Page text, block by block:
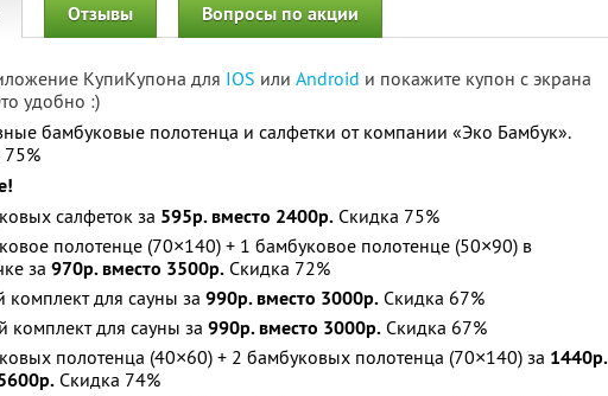
Отзывы Вопросы по акции
КупиКупона для IOS или Android и покажите купон с экрана
удобно :)
бамбуковые полотенца и салфетки от компании «Эко Бамбук».
салфеток за 595р. вместо 2400р. Скидка 75%
полотенце (70×140) + 1 бамбуковое полотенце (50×90) в
за 970р. вместо 3500р. Скидка 72%
комплект для сауны за 990р. вместо 3000р. Скидка 67%
комплект для сауны за 990р. вместо 3000р. Скидка 67%
полотенца (40×60) + 2 бамбуковых полотенца (70×140) за 1440р.
Скидка 74%